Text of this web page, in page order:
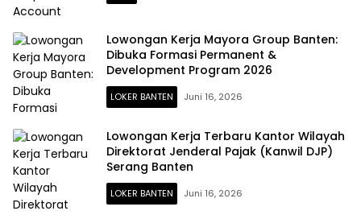
Lowongan Kerja Mayora Group Banten:
Dibuka Formasi Permanent &
Development Program 2026
LOKER BANTEN Juni 16, 2026
Lowongan Kerja Terbaru Kantor Wilayah
Direktorat Jenderal Pajak (Kanwil DJP)
Serang Banten
LOKER BANTEN Juni 16, 2026